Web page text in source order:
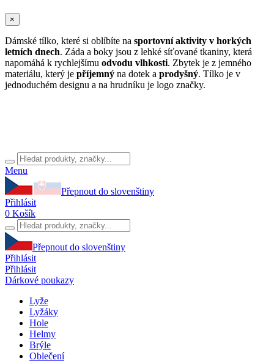
×
Dámské tílko, které si oblíbíte na sportovní aktivity v horkých
letních dnech. Záda a boky jsou z lehké síťované tkaniny, která
napomáhá k rychlejšímu odvodu vlhkosti. Zbytek je z jemného
materiálu, který je příjemný na dotek a prodyšný. Tílko je v
jednoduchém designu a na hrudníku je logo značky.
Menu
Přepnout do slovenštiny
Přihlásit
0 Košík
Přepnout do slovenštiny
Přihlásit
Přihlásit
Dárkové poukazy
Lyže
Lyžáky
Hole
Helmy
Brýle
Oblečení